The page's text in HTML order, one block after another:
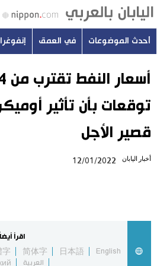
أحدث الموضوعات
سياحة وسفر
أحدث الموضوعات في العمق
توقعات بأن تأثير
قصير الأجل
أخبار اليابان 12/01/2022
اقرأ أيضاً
English
日本語
简体字
字
العربية